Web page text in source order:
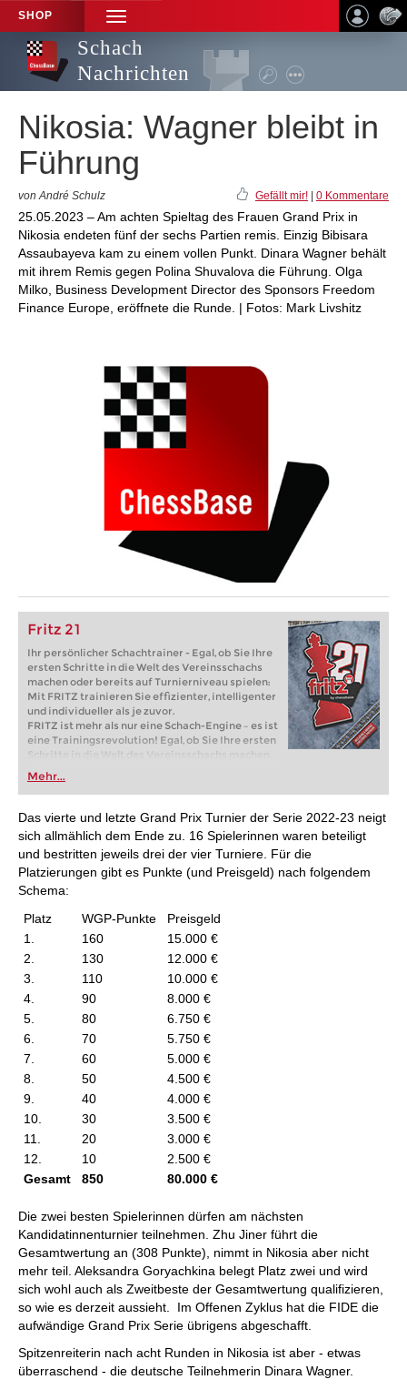
SHOP
TOGGLE
NAVIGATION
Schach
Nachrichten
Nikosia: Wagner bleibt in
Führung
von André Schulz Gefällt mir! 0 Kommentare
25.05.2023 – Am achten Spieltag des Frauen Grand Prix in
Nikosia endeten fünf der sechs Partien remis. Einzig Bibisara
Assaubayeva kam zu einem vollen Punkt. Dinara Wagner behält
mit ihrem Remis gegen Polina Shuvalova die Führung. Olga
Milko, Business Development Director des Sponsors Freedom
Finance Europe, eröffnete die Runde. | Fotos: Mark Livshitz
Fritz 21
Ihr persönlicher Schachtrainer - Egal, ob Sie Ihre
ersten Schritte in die Welt des Vereinsschachs
machen oder bereits auf Turnierniveau spielen:
Mit FRITZ trainieren Sie effizienter, intelligenter
und individueller als je zuvor.
FRITZ ist mehr als nur eine Schach-Engine – es ist
eine Trainingsrevolution! Egal, ob Sie Ihre ersten
Schritte in die Welt des Vereinsschachs machen
oder bereits auf Turnierniveau spielen: Mit
FRITZ trainieren Sie effizienter, intelligenter und
individueller als je zuvor.
Mehr...
Das vierte und letzte Grand Prix Turnier der Serie 2022-23 neigt
sich allmählich dem Ende zu. 16 Spielerinnen waren beteiligt
und bestritten jeweils drei der vier Turniere. Für die
Platzierungen gibt es Punkte (und Preisgeld) nach folgendem
Schema:
Platz
WGP-Punkte
Preisgeld
1.
160
15.000 €
2.
130
12.000 €
3.
110
10.000 €
4.
90
8.000 €
5.
80
6.750 €
6.
70
5.750 €
7.
60
5.000 €
8.
50
4.500 €
9.
40
4.000 €
10.
30
3.500 €
11.
20
3.000 €
12.
10
2.500 €
Gesamt
850 80.000 €
Die zwei besten Spielerinnen dürfen am nächsten
Kandidatinnenturnier teilnehmen. Zhu Jiner führt die
Gesamtwertung an (308 Punkte), nimmt in Nikosia aber nicht
mehr teil. Aleksandra Goryachkina belegt Platz zwei und wird
sich wohl auch als Zweitbeste der Gesamtwertung qualifizieren,
so wie es derzeit aussieht. Im Offenen Zyklus hat die FIDE die
aufwändige Grand Prix Serie übrigens abgeschafft.
Spitzenreiterin nach acht Runden in Nikosia ist aber - etwas
überraschend - die deutsche Teilnehmerin Dinara Wagner.